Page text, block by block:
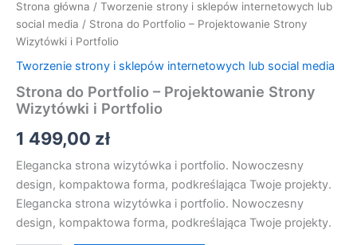
Strona główna / Tworzenie strony i sklepów internetowych lub
social media / Strona do Portfolio – Projektowanie Strony
Wizytówki i Portfolio
Tworzenie strony i sklepów internetowych lub social media
Strona do Portfolio – Projektowanie Strony
Wizytówki i Portfolio
1 499,00 zł
Elegancka strona wizytówka i portfolio. Nowoczesny
design, kompaktowa forma, podkreślająca Twoje projekty.
Elegancka strona wizytówka i portfolio. Nowoczesny
design, kompaktowa forma, podkreślająca Twoje projekty.